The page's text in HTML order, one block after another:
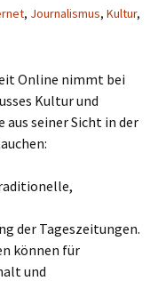
, Journalismus, Kultur,
Online nimmt bei
Kultur und
aus seiner Sicht in der
der Tageszeitungen.
können für
und